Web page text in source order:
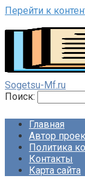
Перейти к
Sogetsu-Mf.ru
Поиск:
Главная
Автор
Политика
Контакты
Карта сайта